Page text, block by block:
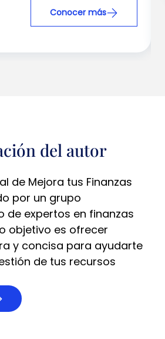
Conocer más
del autor
de Mejora tus Finanzas
por un grupo
de expertos en finanzas
objetivo es ofrecer
y concisa para ayudarte
de tus recursos